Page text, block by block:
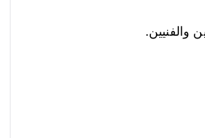
والفنيين.